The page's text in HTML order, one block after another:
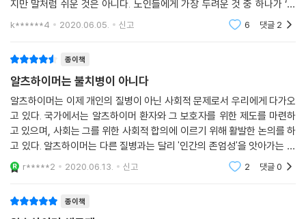
감사의 글
Notes / 참고 목록 / 찾아보기
며, 설사 걸렸다 하더라도 회복할 수 있을까?
면 자살하거나 쇠약해져 기억력 상실이나 행동 변화가 나타난다고 말한다.
즉 경도인지장애, 치매, 알츠하이머는 대사작용에 문제가 생겨 발병하는
퇴행성 질환이라는 것이다. 따라서 사실상 세포 수준에서 굶주리고 있는
뇌에 진짜 영양을 공급해주는 것, 뇌가 연료를 사용하는 방식을 바꿔주는
‘저탄고지 식이요법’을 실행하는 것이 가장 효과적이며, 최상의 예방법이
자 치료법이라고 한다. 그다음은 생활습관을 바꿔 독성물질을 차단하고 뇌
와 몸의 건강 밸런스를 맞춰주는 것이다.
기존의 상식과 편견을 완전히 바꿔주고, 무기력할 수밖에 없었던 우리에게
지만 말처럼 쉬운 것은 아니다. 노인들에게 가장 두려운 것 중 하나가 ‘치
매’라 할 수 있는데 그 중에 ‘알츠하이머’에 대한 이해와 예방을 위한 책이
k******4 2020.06.05. 신고 6 댓글 2
종이책
알츠하이머는 불치병이 아니다
알츠하이머는 이제 개인의 질병이 아닌 사회적 문제로서 우리에게 다가오
고 있다. 국가에서는 알츠하이머 환자와 그 보호자를 위한 제도를 마련하
고 있으며, 사회는 그를 위한 사회적 합의에 이르기 위해 활발한 논의를 하
고 있다. 알츠하이머는 다른 질병과는 달리 '인간의 존엄성'을 앗아가는 질
병으로 알려졌다. 알츠하이머 환자와 주변인을 주인공으로 하는 미디어의
생산도 활발한
r*****2 2020.06.13. 신고 2 댓글0
종이책